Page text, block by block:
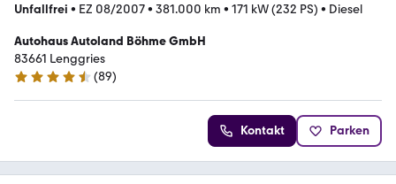
Unfallfrei • EZ 08/2007• 381.000 km • 171 kW (232 PS) • Diesel
Autohaus Autoland Böhme GmbH
83661 Lenggries
4.5 Sterne
(89)
Kontakt Parken